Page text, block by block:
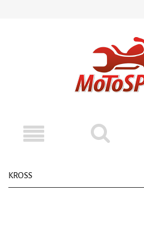
KROSS